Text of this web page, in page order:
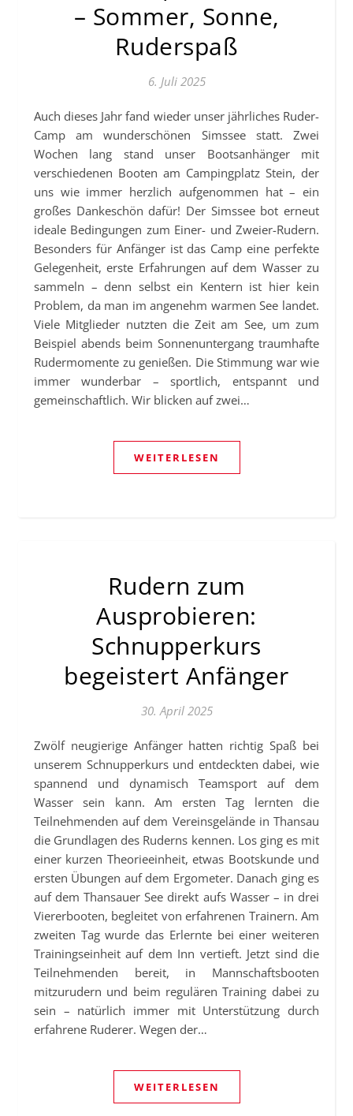
– Sommer, Sonne,
Ruderspaß
6. Juli 2025
Auch dieses Jahr fand wieder unser jährliches Ruder-
Camp am wunderschönen Simssee statt. Zwei
Wochen lang stand unser Bootsanhänger mit
verschiedenen Booten am Campingplatz Stein, der
uns wie immer herzlich aufgenommen hat – ein
großes Dankeschön dafür! Der Simssee bot erneut
ideale Bedingungen zum Einer- und Zweier-Rudern.
Besonders für Anfänger ist das Camp eine perfekte
Gelegenheit, erste Erfahrungen auf dem Wasser zu
sammeln – denn selbst ein Kentern ist hier kein
Problem, da man im angenehm warmen See landet.
Viele Mitglieder nutzten die Zeit am See, um zum
Beispiel abends beim Sonnenuntergang traumhafte
Rudermomente zu genießen. Die Stimmung war wie
immer wunderbar – sportlich, entspannt und
gemeinschaftlich. Wir blicken auf zwei…
WEITERLESEN
Rudern zum
Ausprobieren:
Schnupperkurs
begeistert Anfänger
30. April 2025
Zwölf neugierige Anfänger hatten richtig Spaß bei
unserem Schnupperkurs und entdeckten dabei, wie
spannend und dynamisch Teamsport auf dem
Wasser sein kann. Am ersten Tag lernten die
Teilnehmenden auf dem Vereinsgelände in Thansau
die Grundlagen des Ruderns kennen. Los ging es mit
einer kurzen Theorieeinheit, etwas Bootskunde und
ersten Übungen auf dem Ergometer. Danach ging es
auf dem Thansauer See direkt aufs Wasser – in drei
Viererbooten, begleitet von erfahrenen Trainern. Am
zweiten Tag wurde das Erlernte bei einer weiteren
Trainingseinheit auf dem Inn vertieft. Jetzt sind die
Teilnehmenden bereit, in Mannschaftsbooten
mitzurudern und beim regulären Training dabei zu
sein – natürlich immer mit Unterstützung durch
erfahrene Ruderer. Wegen der…
WEITERLESEN